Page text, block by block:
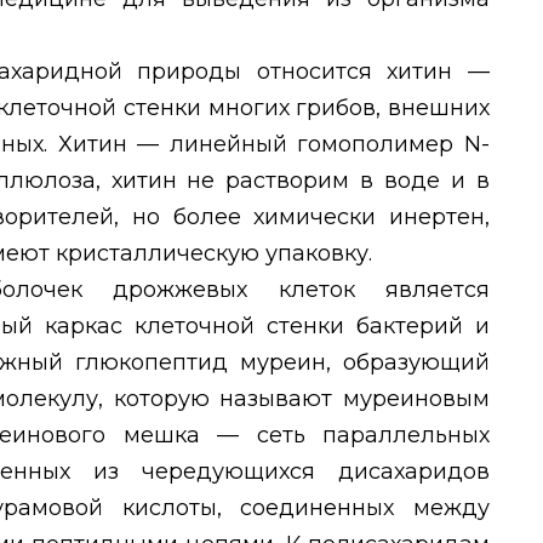
природы относится хитин —
стенки многих грибов, внешних
Хитин — линейный гомополимер N-
хитин не растворим в воде и в
но более химически инертен,
кристаллическую упаковку.
дрожжевых клеток является
каркас клеточной стенки бактерий и
глюкопептид муреин, образующий
которую называют муреиновым
мешка — сеть параллельных
из чередующихся дисахаридов
кислоты, соединенных между